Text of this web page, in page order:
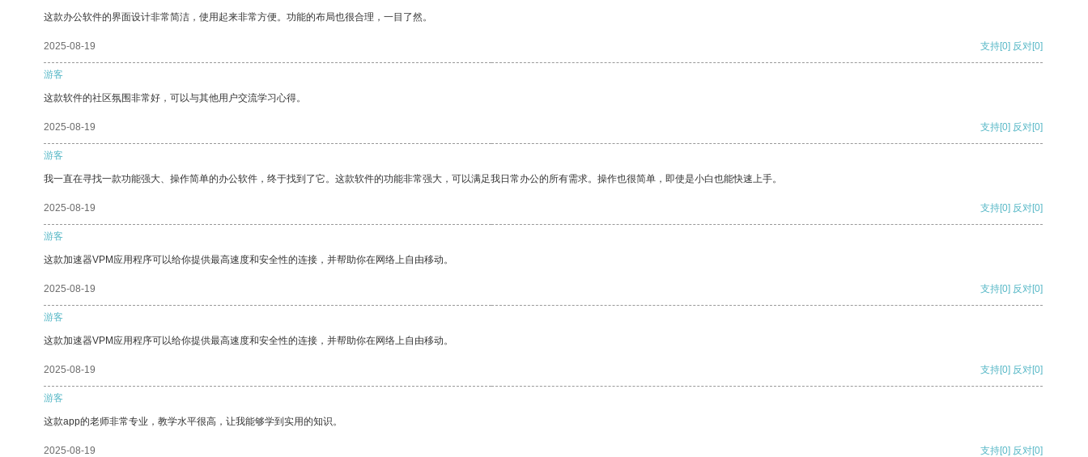
这款办公软件的界面设计非常简洁，使用起来非常方便。功能的布局也很合理，一目了然。
2025-08-19 支持[0] 反对[0]
游客
这款软件的社区氛围非常好，可以与其他用户交流学习心得。
2025-08-19 支持[0] 反对[0]
游客
我一直在寻找一款功能强大、操作简单的办公软件，终于找到了它。这款软件的功能非常强大，可以满足我日常办公的所有需求。操作也很简单，即使是小白也能快速上手。
2025-08-19 支持[0] 反对[0]
游客
这款加速器VPM应用程序可以给你提供最高速度和安全性的连接，并帮助你在网络上自由移动。
2025-08-19 支持[0] 反对[0]
游客
这款加速器VPM应用程序可以给你提供最高速度和安全性的连接，并帮助你在网络上自由移动。
2025-08-19 支持[0] 反对[0]
游客
这款app的老师非常专业，教学水平很高，让我能够学到实用的知识。
2025-08-19 支持[0] 反对[0]